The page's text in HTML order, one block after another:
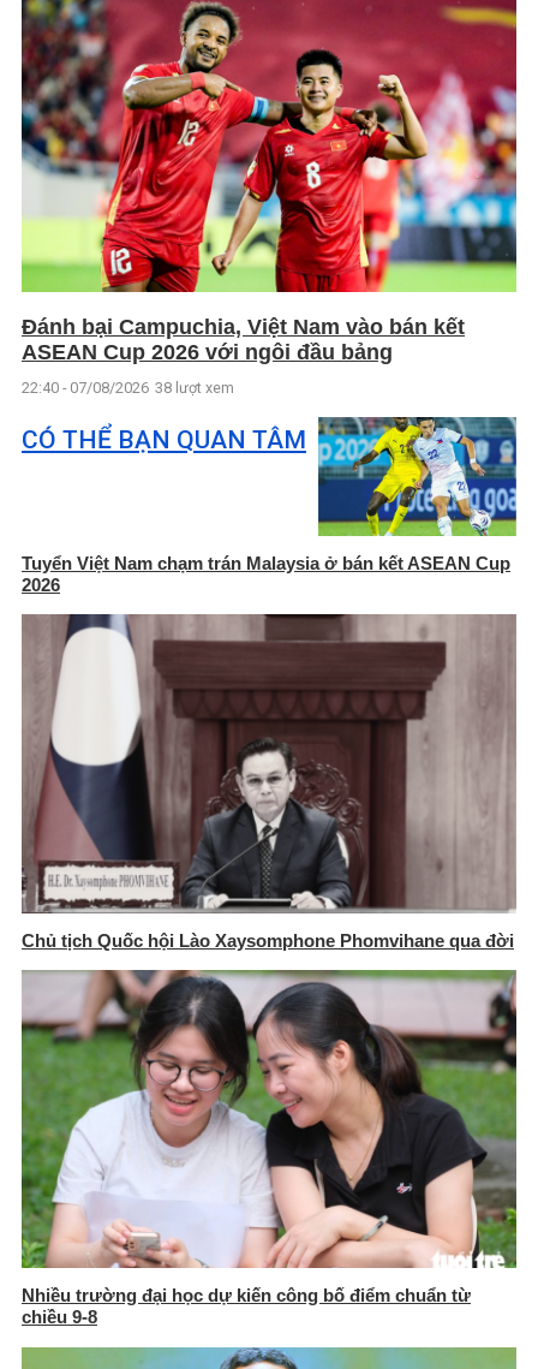
Đánh bại Campuchia, Việt Nam vào bán kết
ASEAN Cup 2026 với ngôi đầu bảng
22:40 - 07/08/2026 38 lượt xem
CÓ THỂ BẠN QUAN TÂM
Tuyển Việt Nam chạm trán Malaysia ở bán kết ASEAN Cup
2026
Chủ tịch Quốc hội Lào Xaysomphone Phomvihane qua đời
Nhiều trường đại học dự kiến công bố điểm chuẩn từ
chiều 9-8